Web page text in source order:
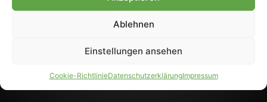
Ablehnen
Einstellungen ansehen
Cookie-RichtlinieDatenschutzerklärungImpressum
Genehmigung.
PARTNER WERDEN
AGB